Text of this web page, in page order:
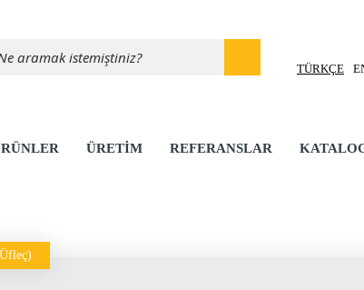
TÜRKÇE
ÜRÜNLER ÜRETİM REFERANSLAR